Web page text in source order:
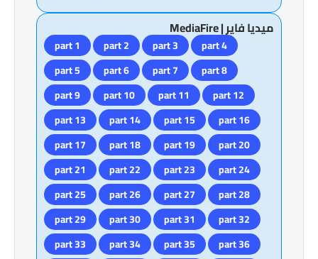
ميديا فاير | MediaFire
part 1 part 2 part 3
part 4
part 5
part 6 part 7
part 8
part 9
part 10 part 11
part 12
part 13
part 14 part 15
part 16
part 17
part 18 part 19
part 20
part 21
part 22 part 23
part 24
part 25
part 26 part 27
part 28
part 29
part 30 part 31
part 32
part 33
part 34 part 35
part 36